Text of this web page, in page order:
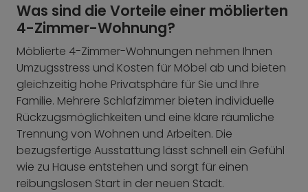
Was sind die Vorteile einer möblierten
4-Zimmer-Wohnung?
Möblierte 4-Zimmer-Wohnungen nehmen Ihnen
Umzugsstress und Kosten für Möbel ab und bieten
gleichzeitig hohe Privatsphäre für Sie und Ihre
Familie. Mehrere Schlafzimmer bieten individuelle
Rückzugsmöglichkeiten und eine klare räumliche
Trennung von Wohnen und Arbeiten. Die
bezugsfertige Ausstattung lässt schnell ein Gefühl
wie zu Hause entstehen und sorgt für einen
reibungslosen Start in der neuen Stadt.